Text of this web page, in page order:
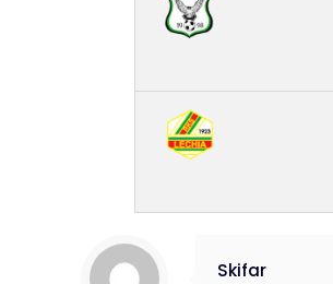
Skifar